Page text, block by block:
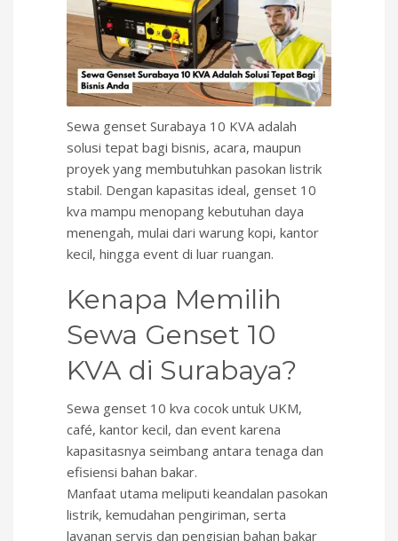
Sewa genset Surabaya 10 KVA adalah
solusi tepat bagi bisnis, acara, maupun
proyek yang membutuhkan pasokan listrik
stabil. Dengan kapasitas ideal, genset 10
kva mampu menopang kebutuhan daya
menengah, mulai dari warung kopi, kantor
kecil, hingga event di luar ruangan.
Kenapa Memilih
Sewa Genset 10
KVA di Surabaya?
Sewa genset 10 kva cocok untuk UKM,
café, kantor kecil, dan event karena
kapasitasnya seimbang antara tenaga dan
efisiensi bahan bakar.
Manfaat utama meliputi keandalan pasokan
listrik, kemudahan pengiriman, serta
layanan servis dan pengisian bahan bakar